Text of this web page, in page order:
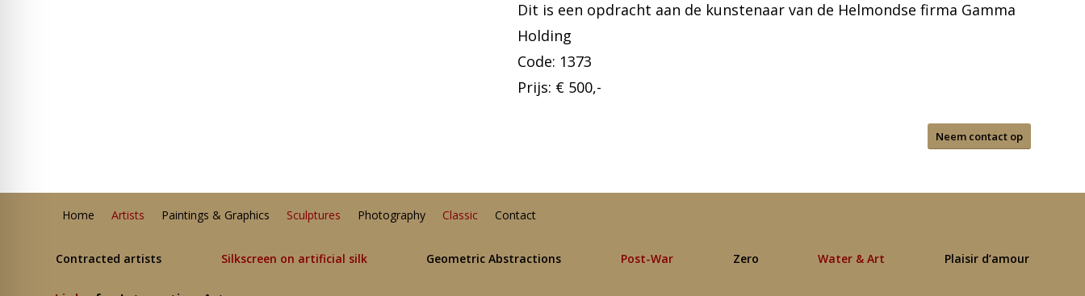
Dit is een opdracht aan de kunstenaar van de Helmondse firma Gamma
Holding
Code: 1373
Prijs: € 500,-
Neem contact op
Home Artists Paintings & Graphics Sculptures Photography Classic Contact
Contracted artists Silkscreen on artificial silk Geometric Abstractions Post-War Zero Water & Art Plaisir d’amour